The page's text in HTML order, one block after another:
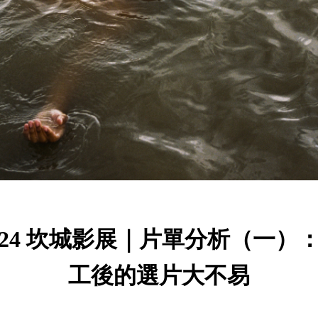
坎城影展｜片單分析（一）
工後的選片大不易